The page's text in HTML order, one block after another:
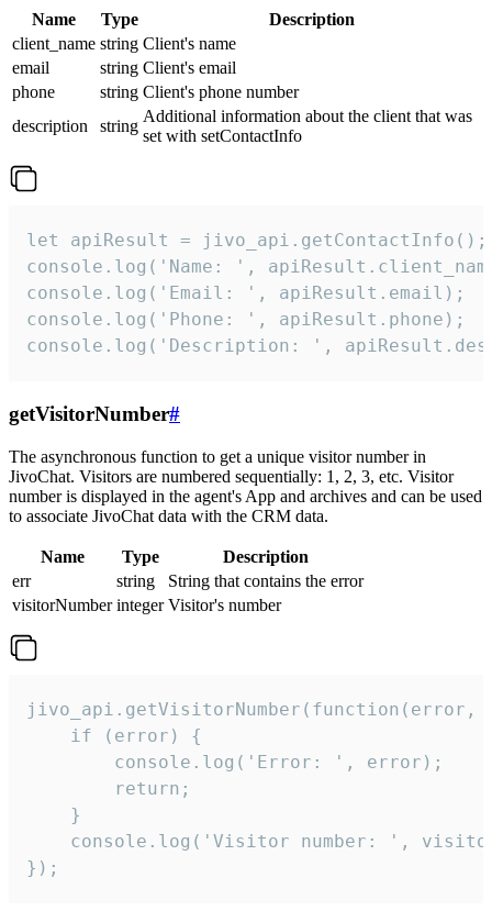
Name Type
Description
client_name string Client's name
email
string Client's email
phone
string Client's phone number
description
string
Additional information about the client that was
set with setContactInfo
let apiResult = jivo_api.getContactInfo();
console.log('Name: ',
console.log('Email: ', apiResult.email);
console.log('Phone: ', apiResult.phone);
console.log('Description: ',
getVisitorNumber#
The asynchronous function to get a unique visitor number in
JivoChat. Visitors are numbered sequentially: 1, 2, 3, etc. Visitor
number is displayed in the agent's App and archives and can be used
to associate JivoChat data with the CRM data.
Name Type
Description
err
string
String that contains the error
visitorNumber integer Visitor's number
jivo_api.getVisitorNumber(function(error,
    if (error) {
        console.log('Error: ', error);
        return;
    }
console.log('Visitor number: ',
});